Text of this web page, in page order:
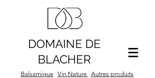
DOMAINE DE
BLACHER
Balsamique Vin Nature Autres produits